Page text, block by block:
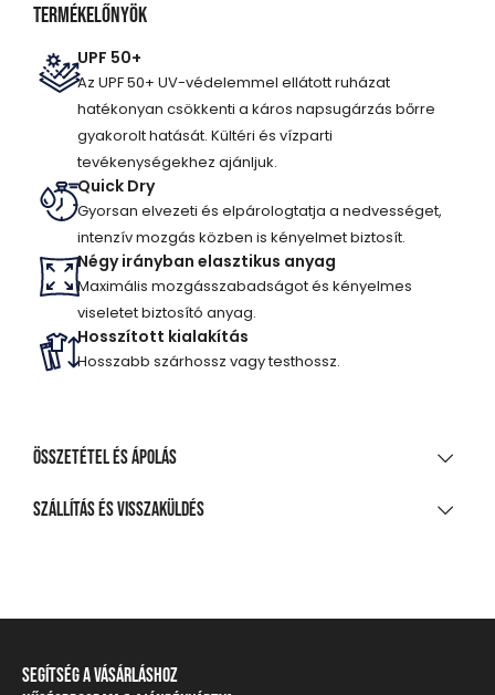
Termékelőnyök
UPF 50+
Az UPF 50+ UV-védelemmel ellátott ruházat
hatékonyan csökkenti a káros napsugárzás bőrre
gyakorolt hatását. Kültéri és vízparti
tevékenységekhez ajánljuk.
Quick Dry
Gyorsan elvezeti és elpárologtatja a nedvességet,
intenzív mozgás közben is kényelmet biztosít.
Négy irányban elasztikus anyag
Maximális mozgásszabadságot és kényelmes
viseletet biztosító anyag.
Hosszított kialakítás
Hosszabb szárhossz vagy testhossz.
Összetétel és ápolás
ANYAGÖSSZETÉTEL
Nem fehéríthető!
Szállítás és visszaküldés
Csomagpontra, automatába
990 Ft-tól
Segítség a vásárláshoz